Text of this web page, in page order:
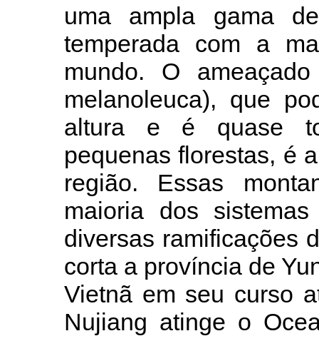
uma ampla gama
temperada com a
mundo. O
melanoleuca), que
altura e é quase
pequenas florestas, é
região. Essas
maioria dos
diversas ramificações
corta a província de
Vietnã em seu curso
Nujiang atinge o